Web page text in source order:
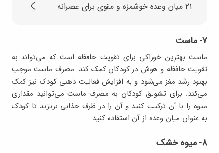
۲۱ میان وعده خوشمزه و مقوی برای عصرانه
۷- ماست
ماست بهترین خوراکی برای تقویت حافظه است که می‌تواند به
تقویت حافظه و هوش در کودکان کمک کند. مصرف ماست موجب
بهبود رشد مغز می‌شود و به افزایش فعالیت ذهنی کودک نیز کمک
می‌کند. برای تشویق کودکان به مصرف ماست می‌توانید مقداری
میوه را با آن ترکیب کنید و آن را در ظرف جذابی بریزید تا کودک
به عنوان میان وعده از آن استفاده کنید.
۸- میوه خشک